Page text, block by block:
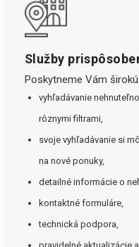
Služby
Poskytneme Vám
vyhľadávanie
rôznymi filtrami,
svoje vyhľadávanie si
na nové ponuky,
detailné informácie o
kontaktné formuláre,
technická podpora,